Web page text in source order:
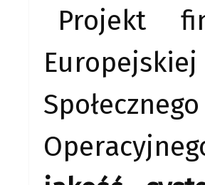
Projekt